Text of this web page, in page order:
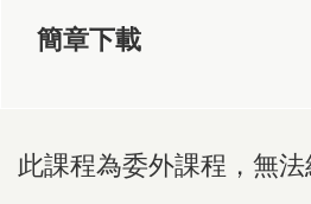
簡章下載
此課程為委外課程，無法